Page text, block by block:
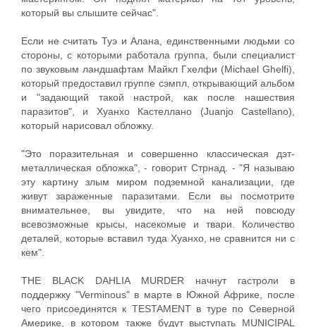
который вы слышите сейчас".
Если не считать Туэ и Алана, единственными людьми со
стороны, с которыми работала группа, были специалист
по звуковым ландшафтам Майкл Гхелфи (Michael Ghelfi),
который предоставил группе сэмпл, открывающий альбом
и "задающий такой настрой, как после нашествия
паразитов", и Хуанхо Кастеллано (Juanjo Castellano),
который нарисовал обложку.
"Это поразительная и совершенно классическая дэт-
металлическая обложка", - говорит Стрнад. - "Я называю
эту картину злым миром подземной канализации, где
живут зараженные паразитами. Если вы посмотрите
внимательнее, вы увидите, что на ней повсюду
всевозможные крысы, насекомые и твари. Количество
деталей, которые вставил туда Хуанхо, не сравнится ни с
кем".
THE BLACK DAHLIA MURDER начнут гастроли в
поддержку "Verminous" в марте в Южной Африке, после
чего присоединятся к TESTAMENT в туре по Северной
Америке, в котором также будут выступать MUNICIPAL